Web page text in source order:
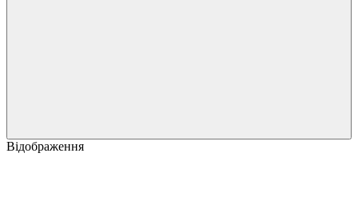
Відображення